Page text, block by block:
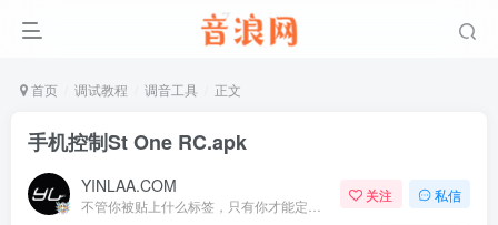
首页 调试教程 调音工具 正文
手机控制St One RC.apk
YINLAA.COM 关注 私信